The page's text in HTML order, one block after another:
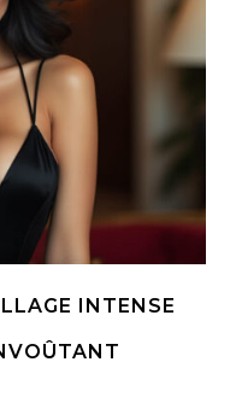
INTENSE